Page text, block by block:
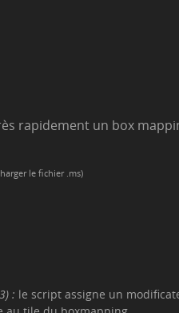
rapidement un box
le fichier .ms)
: le script assigne un